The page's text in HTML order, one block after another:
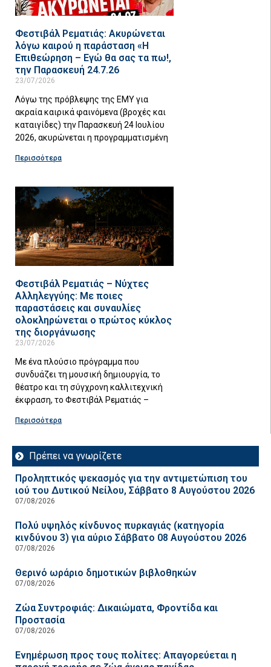
Φεστιβάλ Ρεματιάς: Ακυρώνεται
λόγω καιρού η παράσταση «Η
Επιθεώρηση – Εγώ θα σας τα πω!,
την Παρασκευή 24.7.26
23/07/2026
Λόγω της πρόβλεψης της ΕΜΥ για
ακραία καιρικά φαινόμενα (βροχές και
καταιγίδες) την Παρασκευή 24 Ιουλίου
2026, ακυρώνεται η προγραμματισμένη
Περισσότερα
Φεστιβάλ Ρεματιάς – Νύχτες
Αλληλεγγύης: Με ποιες
παραστάσεις και συναυλίες
ολοκληρώνεται ο πρώτος κύκλος
της διοργάνωσης
23/07/2026
Με ένα πλούσιο πρόγραμμα που
συνδυάζει τη μουσική δημιουργία, το
θέατρο και τη σύγχρονη καλλιτεχνική
έκφραση, το Φεστιβάλ Ρεματιάς –
Περισσότερα
Πρέπει να γνωρίζετε
Προληπτικός ψεκασμός για την αντιμετώπιση του
ιού του Δυτικού Νείλου, Σάββατο 8 Αυγούστου 2026
07/08/2026
Πολύ υψηλός κίνδυνος πυρκαγιάς (κατηγορία
κινδύνου 3) για αύριο Σάββατο 08 Αυγούστου 2026
07/08/2026
Θερινό ωράριο δημοτικών βιβλοθηκών
07/08/2026
Ζώα Συντροφιάς: Δικαιώματα, Φροντίδα και
Προστασία
07/08/2026
Ενημέρωση προς τους πολίτες: Απαγορεύεται η